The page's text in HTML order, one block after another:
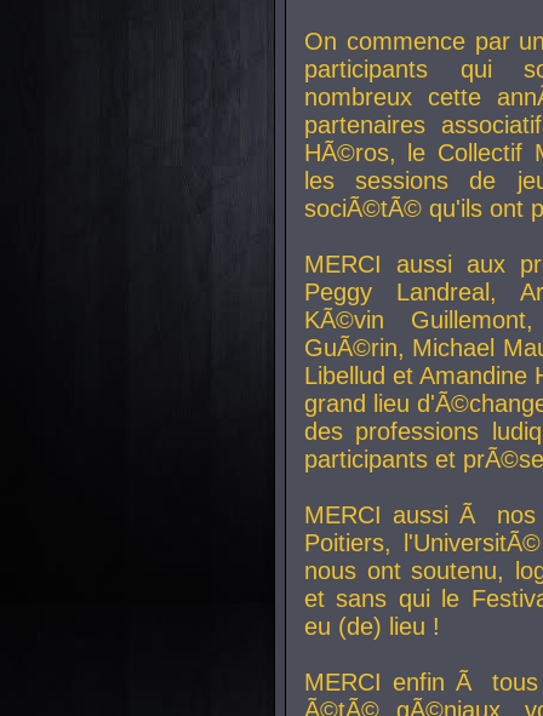
On commence par
participants qui
nombreux cette
partenaires
HÃ©ros, le Collectif
les sessions de
sociÃ©tÃ© qu'ils ont
MERCI aussi aux
Peggy Landreal,
KÃ©vin
GuÃ©rin, Michael
Libellud et Amandine
grand lieu
des professions
participants et
MERCI aussi Ã nos
Poitiers,
nous ont soutenu,
et sans qui le
eu (de) lieu !
MERCI enfin Ã
Ã©tÃ© gÃ©niaux,